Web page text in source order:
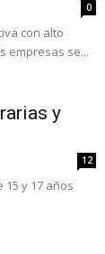
0
con alto
empresas se...
y
12
y 17 años